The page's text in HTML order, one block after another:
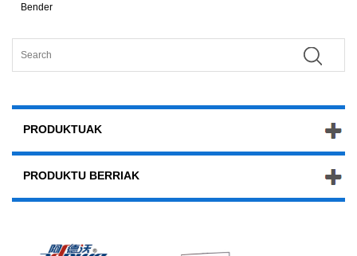
Bender
PRODUKTUAK
PRODUKTU BERRIAK